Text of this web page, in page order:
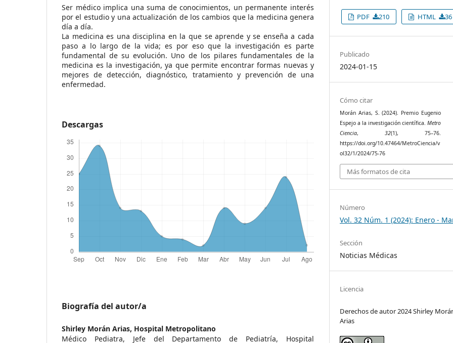
Ser médico implica una suma de conocimientos, un permanente interés
por el estudio y una actualización de los cambios que la medicina genera
día a día.
La medicina es una disciplina en la que se aprende y se enseña a cada
paso a lo largo de la vida; es por eso que la investigación es parte
fundamental de su evolución. Uno de los pilares fundamentales de la
medicina es la investigación, ya que permite encontrar formas nuevas y
mejores de detección, diagnóstico, tratamiento y prevención de una
enfermedad.
Descargas
Biografía del autor/a
Shirley Morán Arias, Hospital Metropolitano
Médico Pediatra, Jefe del Departamento de Pediatría, Hospital
PDF 210 HTML 36
Publicado
2024-01-15
Cómo citar
Morán Arias, S. (2024). Premio Eugenio
Espejo a la investigación científica.Metro
Ciencia,32(1), 75–76.
https://doi.org/10.47464/MetroCiencia/v
ol32/1/2024/75-76
Más formatos de cita
Número
Vol. 32 Núm. 1 (2024): Enero -
Sección
Noticias Médicas
Licencia
Derechos de autor 2024 Shirley
Arias